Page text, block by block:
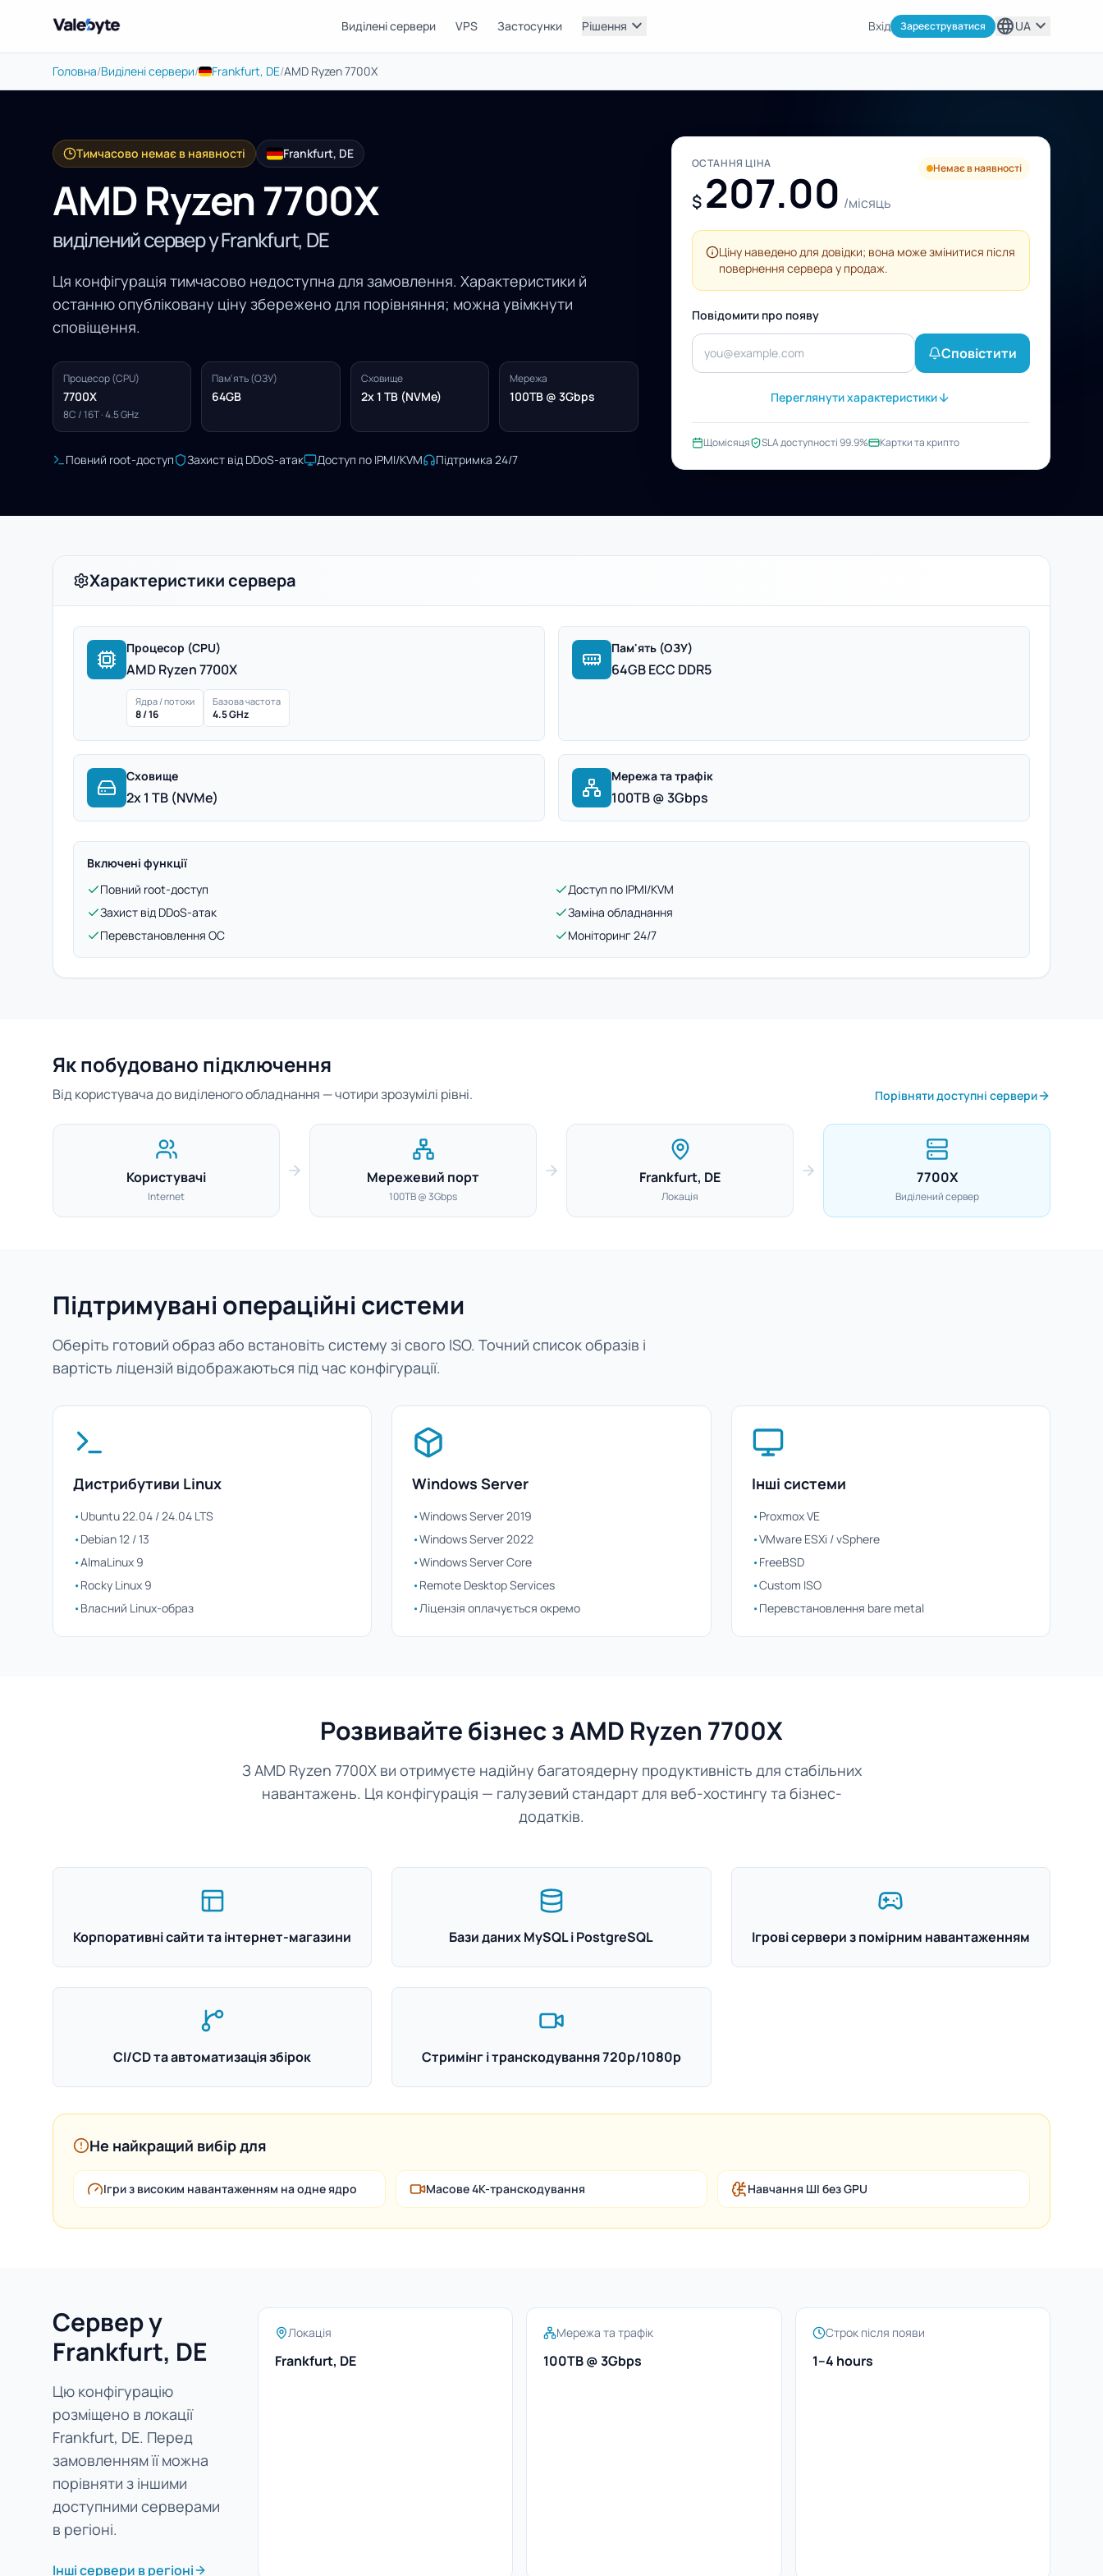
Valebyte Виділені сервери VPS Застосунки Рішення expand_more Вхід Зареєструватися languageUA expand_more
Головна/Виділені сервери/ Frankfurt, DE/AMD Ryzen 7700X
Тимчасово немає в наявності Frankfurt, DE
AMD Ryzen 7700X
виділений сервер у Frankfurt, DE
Ця конфігурація тимчасово недоступна для замовлення. Характеристики й
останню опубліковану ціну збережено для порівняння; можна увімкнути
сповіщення.
Процесор (CPU)
7700X
8C / 16T · 4.5 GHz
Пам'ять (ОЗУ)
64GB
Сховище
2x 1 TB (NVMe)
Мережа
100TB @ 3Gbps
Повний root-доступ Захист від DDoS-атак Доступ по IPMI/KVM Підтримка 24/7
ОСТАННЯ ЦІНА
$ 207.00 /місяць
Немає в наявності
Ціну наведено для довідки; вона може змінитися після
повернення сервера у продаж.
Повідомити про появу
Сповістити
Переглянути характеристики
Щомісяця SLA доступності 99.9% Картки та крипто
Характеристики сервера
Процесор (CPU)
AMD Ryzen 7700X
Ядра / потоки
8 / 16
Базова частота
4.5 GHz
Пам'ять (ОЗУ)
64GB ECC DDR5
Сховище
2x 1 TB (NVMe)
Мережа та трафік
100TB @ 3Gbps
Включені функції
Повний root-доступ
Доступ по IPMI/KVM
Захист від DDoS-атак
Заміна обладнання
Перевстановлення ОС
Моніторинг 24/7
Як побудовано підключення
Від користувача до виділеного обладнання — чотири зрозумілі рівні. Порівняти доступні сервери
Користувачі
Internet
Мережевий порт
100TB @ 3Gbps
Frankfurt, DE
Локація
7700X
Виділений сервер
Підтримувані операційні системи
Оберіть готовий образ або встановіть систему зі свого ISO. Точний список образів і
вартість ліцензій відображаються під час конфігурації.
Дистрибутиви Linux
•Ubuntu 22.04 / 24.04 LTS
•Debian 12 / 13
•AlmaLinux 9
•Rocky Linux 9
•Власний Linux-образ
Windows Server
•Windows Server 2019
•Windows Server 2022
•Windows Server Core
•Remote Desktop Services
•Ліцензія оплачується окремо
Інші системи
•Proxmox VE
•VMware ESXi / vSphere
•FreeBSD
•Custom ISO
•Перевстановлення bare metal
Розвивайте бізнес з AMD Ryzen 7700X
З AMD Ryzen 7700X ви отримуєте надійну багатоядерну продуктивність для стабільних
навантажень. Ця конфігурація — галузевий стандарт для веб-хостингу та бізнес-
додатків.
Корпоративні сайти та інтернет-магазини Бази даних MySQL і PostgreSQL Ігрові сервери з помірним навантаженням
CI/CD та автоматизація збірок Стримінг і транскодування 720p/1080p
Не найкращий вибір для
Ігри з високим навантаженням на одне ядро Масове 4K-транскодування Навчання ШІ без GPU
Сервер у
Frankfurt, DE
Цю конфігурацію
розміщено в локації
Frankfurt, DE. Перед
замовленням її можна
порівняти з іншими
доступними серверами
в регіоні.
Інші сервери в регіоні
Локація
Frankfurt, DE
Мережа та трафік
100TB @ 3Gbps
Строк після появи
1–4 hours